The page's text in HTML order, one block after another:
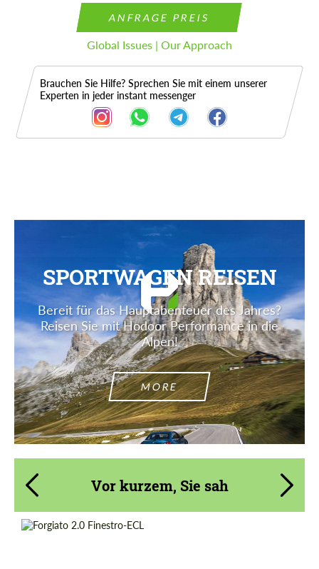
ANFRAGE PREIS
Global Issues | Our Approach
Brauchen Sie Hilfe? Sprechen Sie mit einem unserer
Experten in jeder instant messenger
SPORTWAGEN REISEN
Bereit für das Hauptabenteuer des Jahres?
Reisen Sie mit Hodoor Performance in die
Alpen!
MORE
Vor kurzem, Sie sah